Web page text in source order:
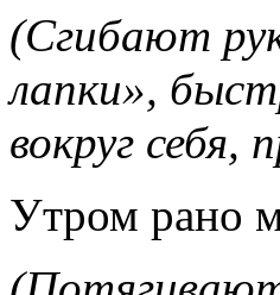
(Сгибают
лапки»,
вокруг себя,
Утром рано